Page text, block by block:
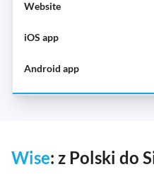
Wise: z Polski do